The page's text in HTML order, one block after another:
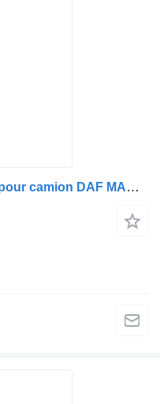
Différentiel Diferențial camion pour camion DAF MAAS1344